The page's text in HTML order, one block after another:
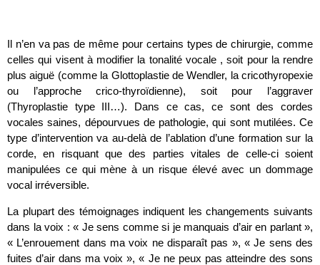
Il n’en va pas de même pour certains types de chirurgie, comme
celles qui visent à modifier la tonalité vocale , soit pour la rendre
plus aiguë (comme la Glottoplastie de Wendler, la cricothyropexie
ou l’approche crico-thyroïdienne), soit pour l’aggraver
(Thyroplastie type III…). Dans ce cas, ce sont des cordes
vocales saines, dépourvues de pathologie, qui sont mutilées. Ce
type d’intervention va au-delà de l’ablation d’une formation sur la
corde, en risquant que des parties vitales de celle-ci soient
manipulées ce qui mène à un risque élevé avec un dommage
vocal irréversible.
La plupart des témoignages indiquent les changements suivants
dans la voix : « Je sens comme si je manquais d’air en parlant »,
« L’enrouement dans ma voix ne disparaît pas », « Je sens des
fuites d’air dans ma voix », « Je ne peux pas atteindre des sons